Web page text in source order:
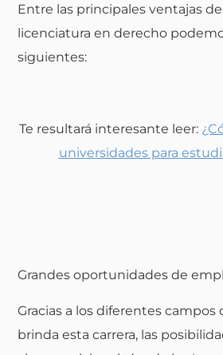
Entre las principalesventajas
licenciatura en derecho
siguientes:
Te resultará interesante leer:
universidades para
Grandes oportunidades de
Gracias a los diferentes
brinda esta carrera, las